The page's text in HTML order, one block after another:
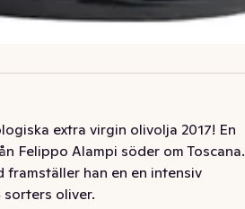
extra virgin olivolja 2017! En
Felippo Alampi söder om Toscana.
framställer han en en intensiv
oliver.